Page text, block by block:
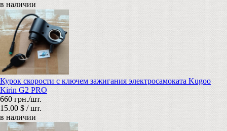
в наличии
Курок скорости с ключем зажигания электросамоката Kugoo
Kirin G2 PRO
660 грн./шт.
15.00 $ / шт.
в наличии